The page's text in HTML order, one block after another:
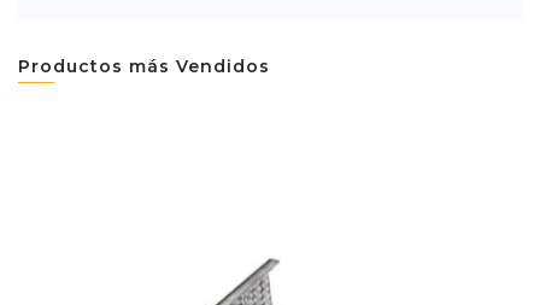
Productos más Vendidos